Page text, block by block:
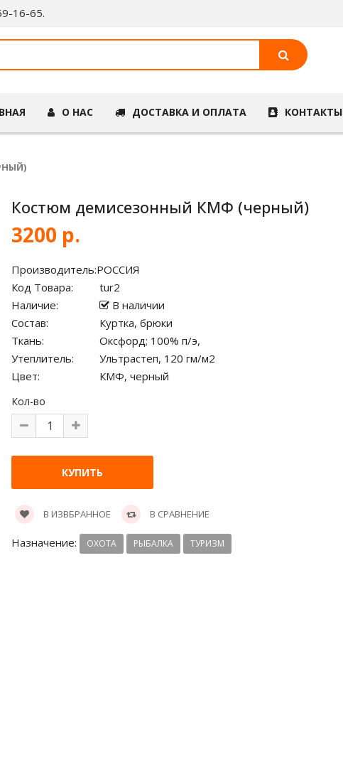
16-65.
О НАС ДОСТАВКА И ОПЛАТА КОНТАКТЫ
Костюм демисезонный КМФ (черный)
3200 р.
Производитель:РОССИЯ
Код Товара:
tur2
Наличие:
В наличии
Состав:
Куртка, брюки
Ткань:
Оксфорд; 100% п/э,
Утеплитель:
Ультрастеп, 120 гм/м2
Цвет:
КМФ, черный
Кол-во
В ИЗВБРАННОЕ В СРАВНЕНИЕ
Назначение: ОХОТА РЫБАЛКА ТУРИЗМ